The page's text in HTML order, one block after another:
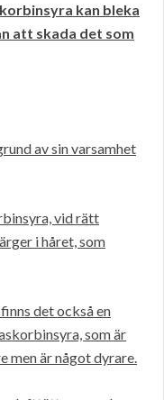
kan bleka
att skada det som
av sin varsamhet
vid rätt
i håret, som
det också en
som är
men är något dyrare.